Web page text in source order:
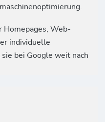
Homepages, Web-
individuelle
bei Google weit nach